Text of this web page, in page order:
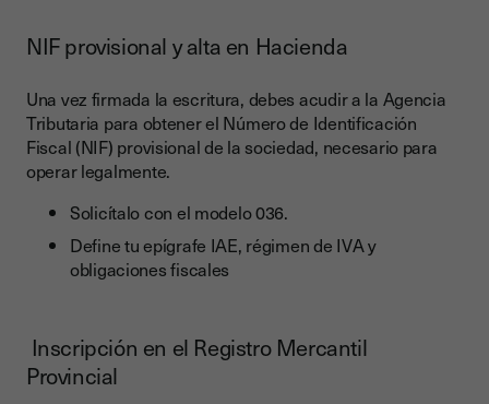
NIF provisional y alta en Hacienda
Una vez firmada la escritura, debes acudir a la Agencia
Tributaria para obtener el Número de Identificación
Fiscal (NIF) provisional de la sociedad, necesario para
operar legalmente.
Solicítalo con el modelo 036.
Define tu epígrafe IAE, régimen de IVA y
obligaciones fiscales
Inscripción en el Registro Mercantil
Provincial